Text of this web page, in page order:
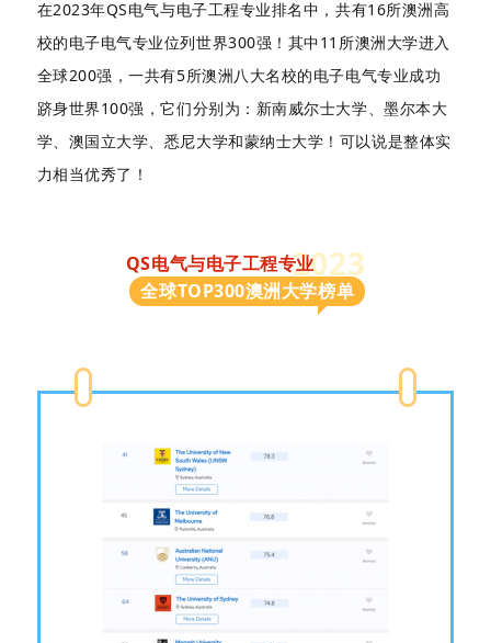
在2023年QS电气与电子工程专业排名中，共有16所澳洲高
校的电子电气专业位列世界300强！其中11所澳洲大学进入
全球200强，一共有5所澳洲八大名校的电子电气专业成功
跻身世界100强，它们分别为：新南威尔士大学、墨尔本大
学、澳国立大学、悉尼大学和蒙纳士大学！可以说是整体实
力相当优秀了！
QS电气与电子工程专业2023
全球TOP300澳洲大学榜单